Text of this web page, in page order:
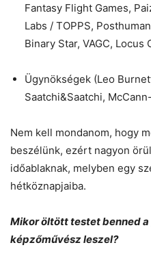
Fantasy Flight Games,
Labs / TOPPS,
Binary Star, VAGC, Locus
Ügynökségek (Leo
Saatchi&Saatchi,
Nem kell mondanom, hogy
beszélünk, ezért nagyon
időablaknak, melyben egy
hétköznapjaiba.
Mikor öltött testet benned
képzőművész leszel?